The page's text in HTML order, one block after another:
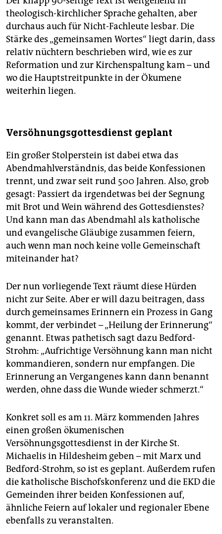
theologisch-kirchlicher Sprache gehalten, aber
durchaus auch für Nicht-Fachleute lesbar. Die
Stärke des „gemeinsamen Wortes“ liegt darin, dass
relativ nüchtern beschrieben wird, wie es zur
Reformation und zur Kirchenspaltung kam – und
wo die Hauptstreitpunkte in der Ökumene
weiterhin liegen.
Versöhnungsgottesdienst geplant
Ein großer Stolperstein ist dabei etwa das
Abendmahlverständnis, das beide Konfessionen
trennt, und zwar seit rund 500 Jahren. Also, grob
gesagt: Passiert da irgendetwas bei der Segnung
mit Brot und Wein während des Gottesdienstes?
Und kann man das Abendmahl als katholische
und evangelische Gläubige zusammen feiern,
auch wenn man noch keine volle Gemeinschaft
miteinander hat?
Der nun vorliegende Text räumt diese Hürden
nicht zur Seite. Aber er will dazu beitragen, dass
durch gemeinsames Erinnern ein Prozess in Gang
kommt, der verbindet – „Heilung der Erinnerung“
genannt. Etwas pathetisch sagt dazu Bedford-
Strohm: „Aufrichtige Versöhnung kann man nicht
kommandieren, sondern nur empfangen. Die
Erinnerung an Vergangenes kann dann benannt
werden, ohne dass die Wunde wieder schmerzt.“
Konkret soll es am 11. März kommenden Jahres
einen großen ökumenischen
Versöhnungsgottesdienst in der Kirche St.
Michaelis in Hildesheim geben – mit Marx und
Bedford-Strohm, so ist es geplant. Außerdem rufen
die katholische Bischofskonferenz und die EKD die
Gemeinden ihrer beiden Konfessionen auf,
ähnliche Feiern auf lokaler und regionaler Ebene
ebenfalls zu veranstalten.